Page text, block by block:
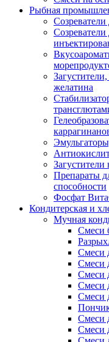
Рыбная
желатина
Загустители
Препараты
способности
Фосфат
Кондитерская и
Мучная
Смеси
Смеси
Смеси
Смеси
Смеси
Смеси
Cмеси
Смеси